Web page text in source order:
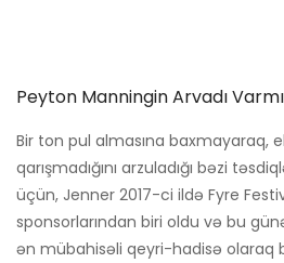
Peyton Manningin Arvadı
Bir ton pul almasına baxmayaraq,
qarışmadığını arzuladığı bəzi
üçün, Jenner 2017-ci ildə Fyre
sponsorlarından biri oldu və bu
ən mübahisəli qeyri-hadisə olaraq